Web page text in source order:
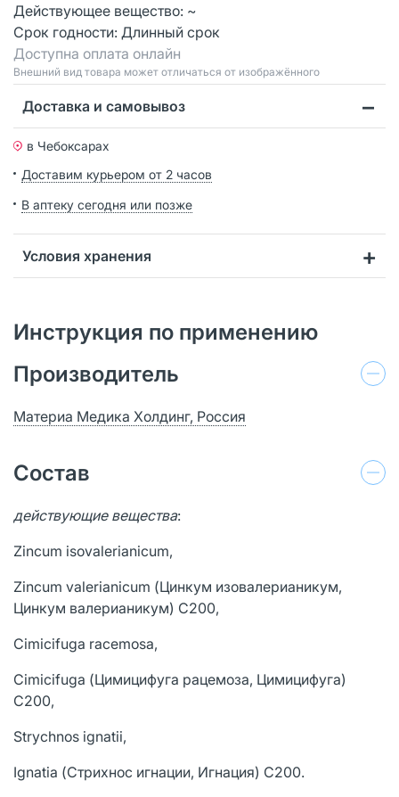
Действующее вещество: ~
Срок годности: Длинный срок
Доступна оплата онлайн
Bнешний вид товара может отличаться от изображённого
Доставка и самовывоз
в Чебоксарах
Доставим курьером от 2 часов
В аптеку сегодня или позже
Условия хранения
Инструкция по применению
Производитель
Материа Медика Холдинг, Россия
Состав
действующие вещества:
Zincum isovalerianicum,
Zincum valerianicum (Цинкум изовалерианикум,
Цинкум валерианикум) С200,
Cimicifuga racemosa,
Cimicifuga (Цимицифуга рацемоза, Цимицифуга)
С200,
Strychnos ignatii,
Ignatia (Стрихнос игнации, Игнация) С200.